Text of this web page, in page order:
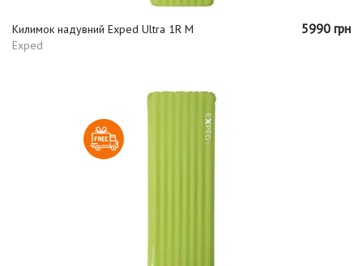
Килимок надувний Exped Ultra 1R M
Exped
5990 грн